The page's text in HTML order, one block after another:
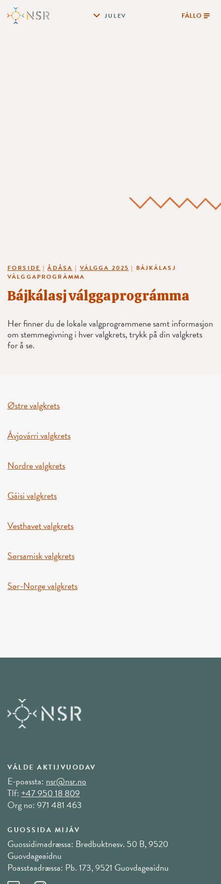
JULEV FÁLLO
FORSIDE |ÅDÅSA | VÁLGGA 2025 | BÁJKÁLASJ
VÁLGGAPROGRÁMMA
Bájkálasj válggaprográmma
Her finner du de lokale valgprogrammene samt informasjon
om stemmegivning i hver valgkrets, trykk på din valgkrets
for å se.
Østre valgkrets
Ávjovárri valgkrets
Nordre valgkrets
Gáisi valgkrets
Vesthavet valgkrets
Sørsamisk valgkrets
Sør-Norge valgkrets
VÁLDE AKTIJVUODAV
E-poassta: nsr@nsr.no
Tlf:+47 950 18 809
Org no: 971 481 463
GUOSSIDA MIJÁV
Guossidimadræssa: Bredbuktnesv. 50 B, 9520
Guovdageaidnu
Poasstaadræssa: Pb. 173, 9521 Guovdageaidnu